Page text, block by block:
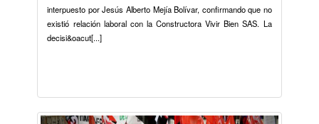
interpuesto por Jesús Alberto Mejía Bolívar, confirmando que no
existió relación laboral con la Constructora Vivir Bien SAS. La
decisi&oacut[...]